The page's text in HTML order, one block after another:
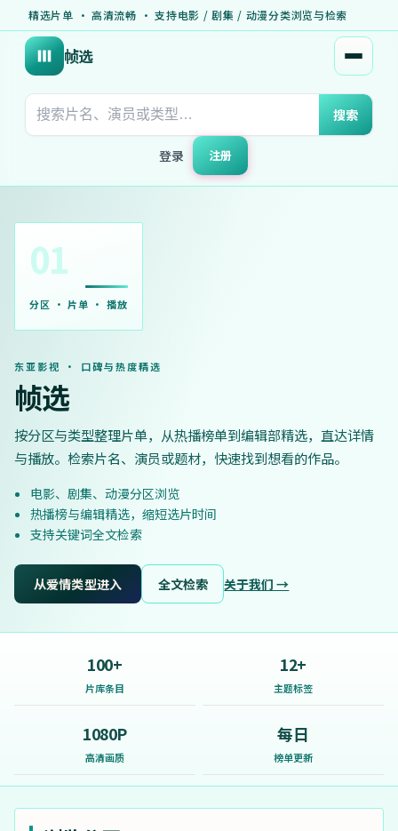
精选片单 · 高清流畅 · 支持电影 / 剧集 / 动漫分类浏览与检索
帧选 打开
搜索
登录 注册
01
分区 · 片单 · 播放
东亚影视 · 口碑与热度精选
帧选
按分区与类型整理片单，从热播榜单到编辑部精选，直达详情
与播放。检索片名、演员或题材，快速找到想看的作品。
电影、剧集、动漫分区浏览
热播榜与编辑精选，缩短选片时间
支持关键词全文检索
从爱情类型进入 全文检索 关于我们 →
100+
片库条目
12+
主题标签
1080P
高清画质
每日
榜单更新